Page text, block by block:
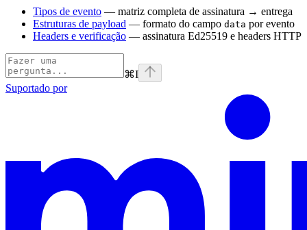
Tipos de evento — matriz completa de assinatura → entrega
Estruturas de payload — formato do campo data por evento
Headers e verificação — assinatura Ed25519 e headers HTTP
⌘I
Suportado por